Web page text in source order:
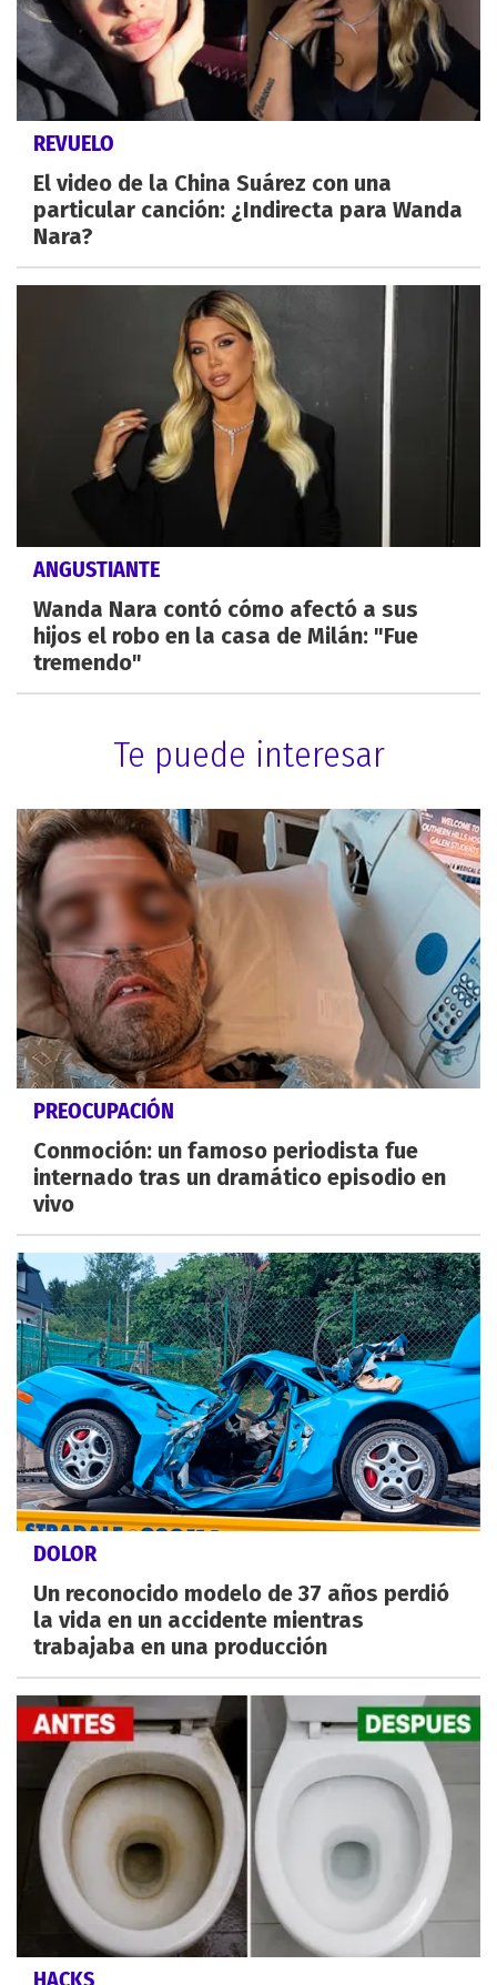
REVUELO
El video de la China Suárez con una
particular canción: ¿Indirecta para Wanda
Nara?
ANGUSTIANTE
Wanda Nara contó cómo afectó a sus
hijos el robo en la casa de Milán: "Fue
tremendo"
Te puede interesar
PREOCUPACIÓN
Conmoción: un famoso periodista fue
internado tras un dramático episodio en
vivo
DOLOR
Un reconocido modelo de 37 años perdió
la vida en un accidente mientras
trabajaba en una producción
HACKS